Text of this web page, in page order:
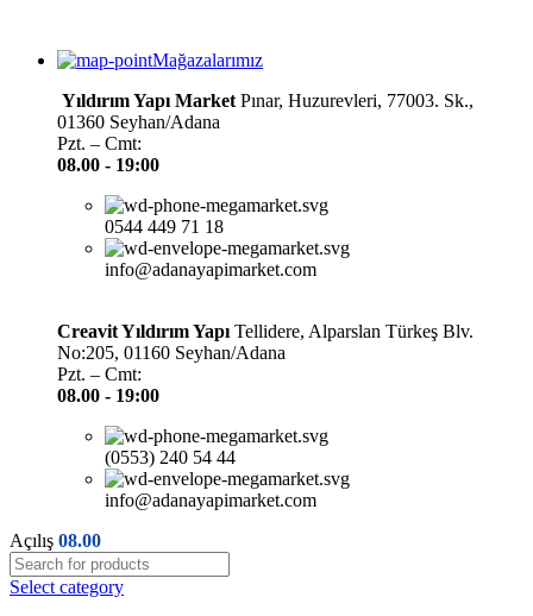
Mağazalarımız
Yıldırım Yapı Market Pınar, Huzurevleri, 77003. Sk.,
01360 Seyhan/Adana
Pzt. – Cmt:
08.00 - 19:00
0544 449 71 18
info@adanayapimarket.com
Creavit Yıldırım Yapı Tellidere, Alparslan Türkeş Blv.
No:205, 01160 Seyhan/Adana
Pzt. – Cmt:
08.00 - 19:00
(0553) 240 54 44
info@adanayapimarket.com
Açılış 08.00
Select category